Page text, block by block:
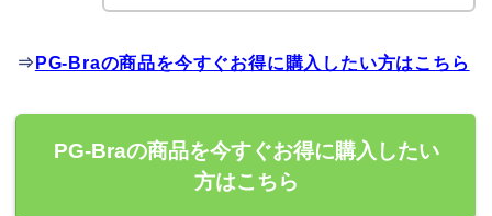
⇒ PG-Braの商品を今すぐお得に購入したい方はこちら
PG-Braの商品を今すぐお得に購入したい
方はこちら